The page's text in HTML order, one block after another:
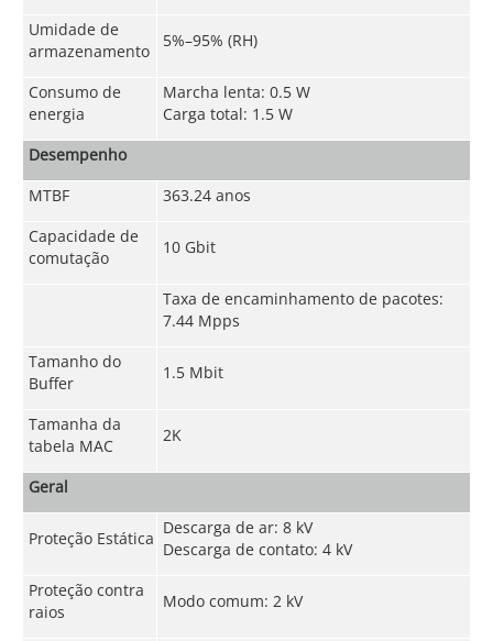
Umidade de
armazenamento
5%–95% (RH)
Consumo de
energia
Marcha lenta: 0.5 W
Carga total: 1.5 W
Desempenho
MTBF
363.24 anos
Capacidade de
comutação
10 Gbit
Taxa de encaminhamento de pacotes:
7.44 Mpps
Tamanho do
Buffer
1.5 Mbit
Tamanha da
tabela MAC
2K
Geral
Proteção Estática
Descarga de ar: 8 kV
Descarga de contato: 4 kV
Proteção contra
raios
Modo comum: 2 kV